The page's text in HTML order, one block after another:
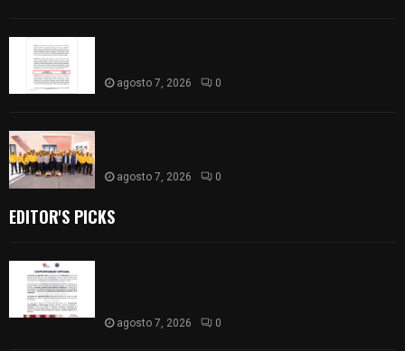
agosto 7, 2026 0
agosto 7, 2026 0
EDITOR'S PICKS
agosto 7, 2026 0